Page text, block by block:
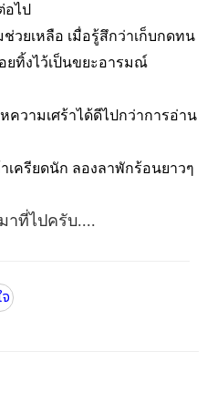
อไป
วยเหลือ เมื่อรู้สึกว่าเก็บกดทน
ยทิ้งไว้เป็นขยะอารมณ์
ความเศร้าได้ดีไปกว่าการอ่าน
เครียดนัก ลองลาพักร้อนยาวๆ
ครับ....